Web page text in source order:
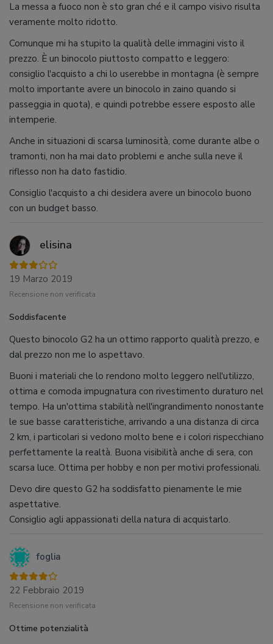
La messa a fuoco non è sto gran ché e il campo visivo risulta
veramente molto ridotto.
Comunque mi ha stupito la qualità delle immagini visto il
prezzo. È un binocolo piuttosto compatto e leggero:
consiglio l'acquisto a chi lo userebbe in montagna (è sempre
molto importante avere un binocolo in zaino quando si
passeggia in quota), e quindi potrebbe essere esposto alle
intemperie.
Anche in situazioni di scarsa luminosità, come durante albe o
tramonti, non ha mai dato problemi e anche sulla neve il
riflesso non ha dato fastidio.
Consiglio l'acquisto a chi desidera avere un binocolo buono
con un budget basso.
elisina
19 Marzo 2019
Recensione non verificata
Soddisfacente
Questo binocolo G2 ha un ottimo rapporto qualità prezzo, e
dal prezzo non me lo aspettavo.
Buoni i materiali che lo rendono molto leggero nell'utilizzo,
ottima e comoda impugnatura con rivestimento duraturo nel
tempo. Ha un'ottima stabilità nell'ingrandimento nonostante
le sue basse caratteristiche, arrivando a una distanza di circa
2 km, i particolari si vedono molto bene e i colori rispecchiano
perfettamente la realtà. Buona visibilità anche di sera, con
scarsa luce. Ottima per hobby e non per motivi professionali.
Devo dire questo G2 ha soddisfatto pienamente le mie
aspettative.
Consiglio agli appassionati della natura di acquistarlo.
foglia
22 Febbraio 2019
Recensione non verificata
Ottime potenzialità